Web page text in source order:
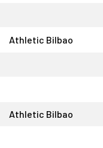
Athletic Bilbao
Athletic Bilbao